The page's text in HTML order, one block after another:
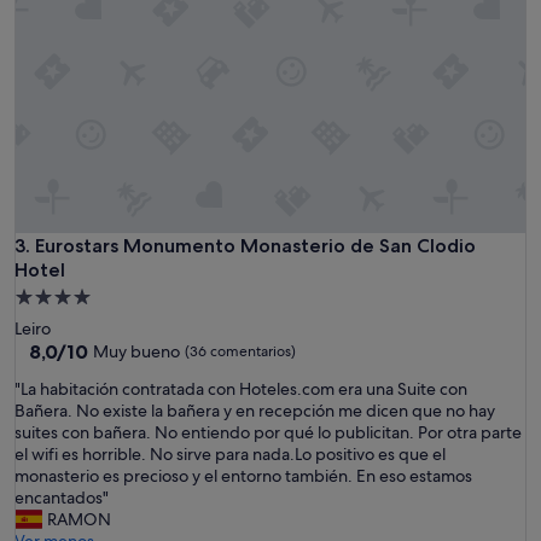
i
o
n
a
l
3. Eurostars Monumento Monasterio de San Clodio
Hotel
Eurostars Monumento Monasterio de San Clodio Hotel
Alojamiento
de
4.0 estrellas
Leiro
8.0
10,
Muy
bueno,
(36 comentarios)
8,0/10 Muy bueno (36 comentarios)
"
L
a
h
a
b
i
"La habitación contratada con Hoteles.com era una Suite con
Bañera. No existe la bañera y en recepción me dicen que no hay
suites con bañera. No entiendo por qué lo publicitan. Por otra parte
el wifi es horrible. No sirve para nada.Lo positivo es que el
monasterio es precioso y el entorno también. En eso estamos
encantados"
RAMON